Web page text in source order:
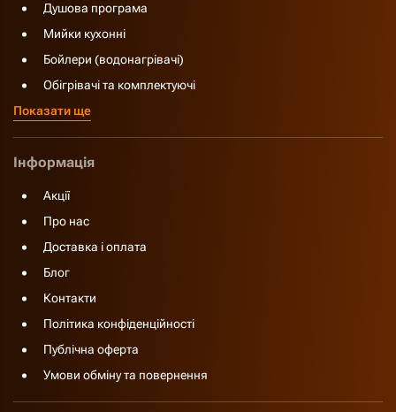
Душова програма
Мийки кухонні
Бойлери (водонагрівачі)
Обігрівачі та комплектуючі
Показати ще
Інформація
Акції
Про нас
Доставка і оплата
Блог
Контакти
Політика конфіденційності
Публічна оферта
Умови обміну та повернення